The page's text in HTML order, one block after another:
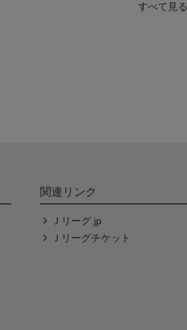
すべて見る
関連リンク
Ｊリーグ.jp
Ｊリーグチケット